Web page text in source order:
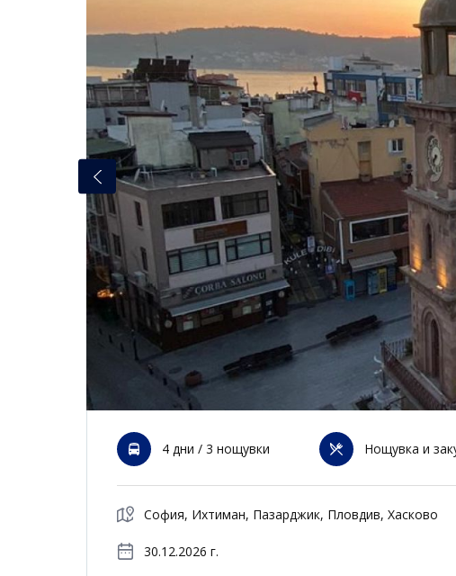
4 дни / 3 нощувки Нощувка и
София, Ихтиман, Пазарджик, Пловдив, Хасково
30.12.2026 г.